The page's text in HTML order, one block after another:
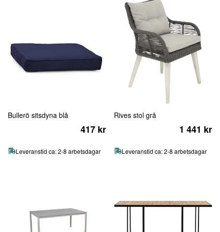
Bullerö sitsdyna blå
417 kr
Leveranstid ca: 2-8 arbetsdagar
Rives stol grå
1 441 kr
Leveranstid ca: 2-8 arbetsdagar